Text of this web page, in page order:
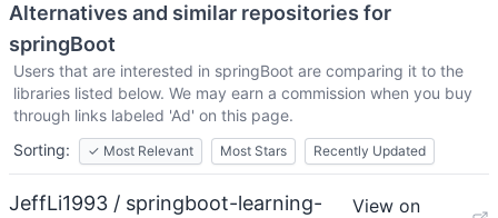
Alternatives and similar repositories for
springBoot
Users that are interested in springBoot are comparing it to the
libraries listed below. We may earn a commission when you buy
through links labeled 'Ad' on this page.
Sorting:
✓ Most Relevant Most Stars Recently Updated
JeffLi1993 / springboot-learning-
View on